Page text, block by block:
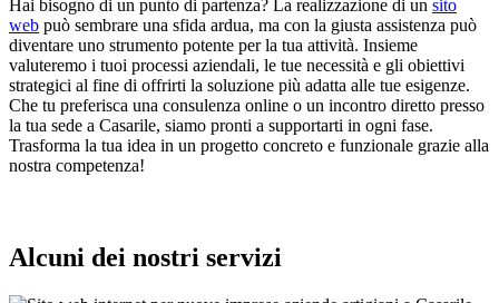
Hai bisogno di un punto di partenza? La realizzazione di un sito
web può sembrare una sfida ardua, ma con la giusta assistenza può
diventare uno strumento potente per la tua attività. Insieme
valuteremo i tuoi processi aziendali, le tue necessità e gli obiettivi
strategici al fine di offrirti la soluzione più adatta alle tue esigenze.
Che tu preferisca una consulenza online o un incontro diretto presso
la tua sede a Casarile, siamo pronti a supportarti in ogni fase.
Trasforma la tua idea in un progetto concreto e funzionale grazie alla
nostra competenza!
Alcuni dei nostri servizi